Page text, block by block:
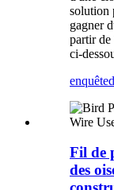
solution
gagner
partir de
ci-
enquête
Fil de
des